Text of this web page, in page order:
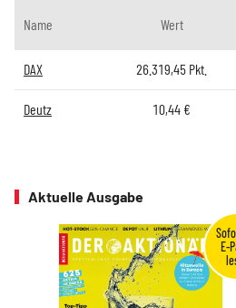
Name Wert
DAX 26.319,45 Pkt.
Deutz 10,44 €
Aktuelle Ausgabe